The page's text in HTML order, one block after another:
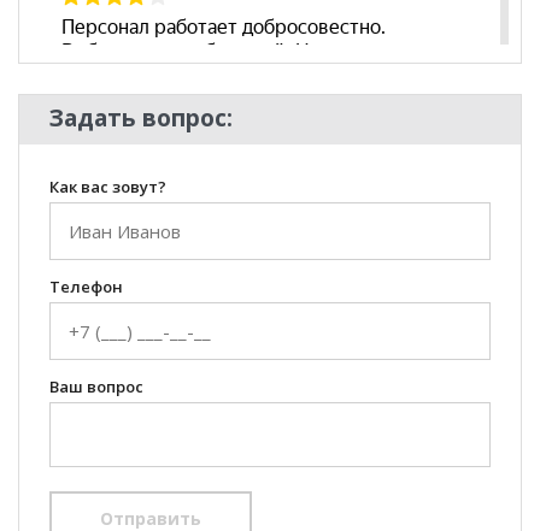
Задать вопрос:
Как вас зовут?
Телефон
Ваш вопрос
Отправить